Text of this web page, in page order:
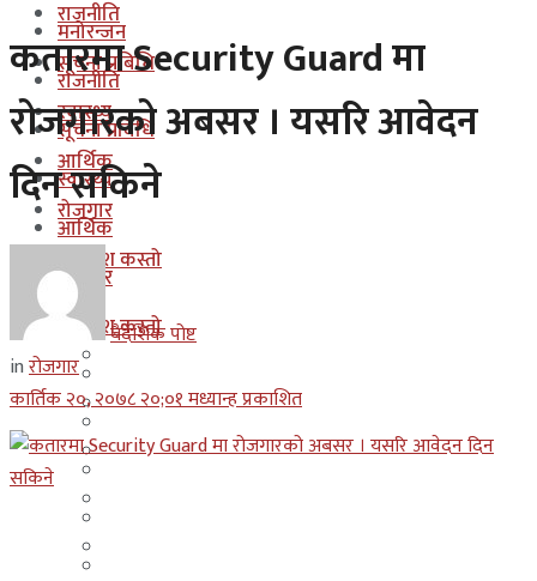
राजनीति
सूचना प्रबिधि
स्वास्थ्य
आर्थिक
रोजगार
कुन देश कस्तो
इजरायल
कुवेत
दक्षिण कोरीया
मनोरन्जन
राजनीति
सूचना प्रबिधि
स्वास्थ्य
आर्थिक
रोजगार
कुन देश कस्तो
कतारमा Security Guard मा
रोजगारको अबसर । यसरि आवेदन
दिन सकिने
बैदेशिक पोष्ट
inरोजगार
कार्तिक २०, २०७८ २०;०१ मध्यान्ह प्रकाशित